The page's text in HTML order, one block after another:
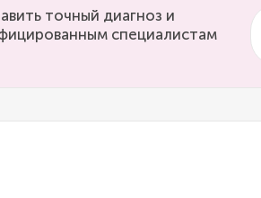
точный диагноз и
специалистам